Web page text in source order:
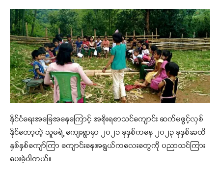
နိုင်ငံရေးအခြေအနေကြောင့် အစိုးရစာသင်ကျောင်း ဆက်မဖွင့်လှစ်
နိုင်တော့တဲ့ သူမရဲ့ ကျေးရွာမှာ ၂၀၂၁ ခုနှစ်ကနေ ၂၀၂၃ ခုနှစ်အထိ
နှစ်နှစ်ကျော်ကြာ ကျောင်းနေအရွယ်ကလေးတွေကို ပညာသင်ကြား
ပေးခဲ့ပါတယ်။